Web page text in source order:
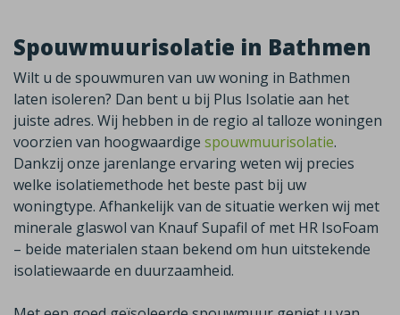
Spouwmuurisolatie in Bathmen
Wilt u de spouwmuren van uw woning in Bathmen
laten isoleren? Dan bent u bij Plus Isolatie aan het
juiste adres. Wij hebben in de regio al talloze woningen
voorzien van hoogwaardige spouwmuurisolatie.
Dankzij onze jarenlange ervaring weten wij precies
welke isolatiemethode het beste past bij uw
woningtype. Afhankelijk van de situatie werken wij met
minerale glaswol van KnaufSupafil of met HR IsoFoam
– beide materialen staan bekend om hun uitstekende
isolatiewaarde en duurzaamheid.